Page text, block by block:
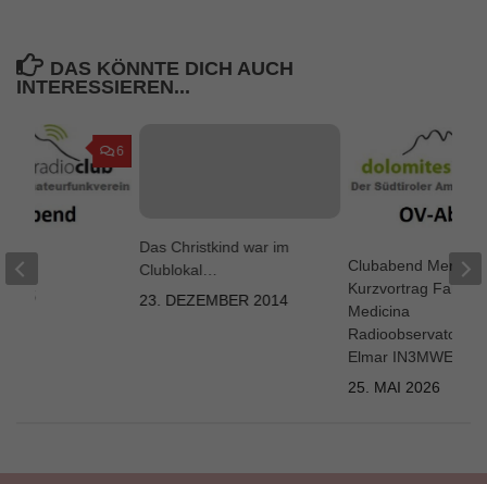
DAS KÖNNTE DICH AUCH
INTERESSIEREN...
Das Christkind war im
Clublokal…
23. DEZEMBER 2014
Clubabend Meran –
Kurzvortrag Fahrt
Medicina
Elmar IN3MWE
25. MAI 2026
6